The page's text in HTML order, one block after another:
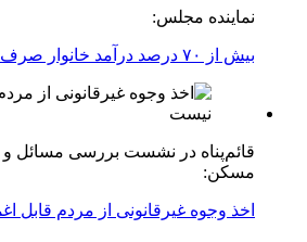
نماینده مجلس:
بیش از ۷۰ درصد درآمد خانوار صرف اجاره خانه می‌شود
قائم‌پناه در نشست بررسی مسائل
مسکن:
اخذ وجوه غیرقانونی از مردم قابل